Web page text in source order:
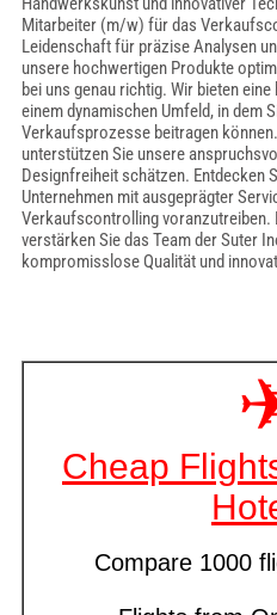
Mitarbeiter (m/w) für das
Leidenschaft für präzise Analysen
unsere hochwertigen Produkte
bei uns genau richtig. Wir bieten
einem dynamischen Umfeld, in dem
Verkaufsprozesse beitragen
unterstützen Sie unsere
Designfreiheit schätzen. Entdecken
Unternehmen mit ausgeprägter
Verkaufscontrolling voranzutreiben.
verstärken Sie das Team der Suter
kompromisslose Qualität und